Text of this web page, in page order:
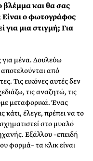
βλέμμα και θα σας
ο φωτογράφος
για μια στιγμή; Για
για μένα. Δουλεύω
από
Τις εικόνες αυτές δεν
τις αναζητώ, τις
μεταφορικά. Ένας
κάτι, έλεγε, πρέπει να το
στο μυαλό
Εξάλλου –επειδή
φορμά– τα κλικ είναι